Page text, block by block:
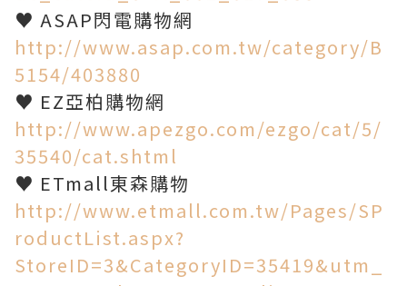
♥ ASAP閃電購物網
http://www.asap.com.tw/category/B
5154/403880
♥ EZ亞柏購物網
http://www.apezgo.com/ezgo/cat/5/
35540/cat.shtml
♥ ETmall東森購物
http://www.etmall.com.tw/Pages/SP
roductList.aspx?
StoreID=3&CategoryID=35419&utm_